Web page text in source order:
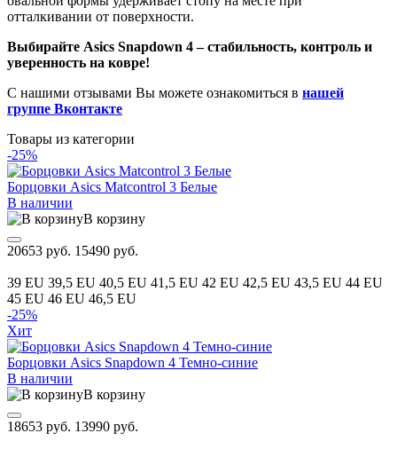
отталкивании от поверхности.
Выбирайте Asics Snapdown 4 – стабильность, контроль и
уверенность на ковре!
С нашими отзывами Вы можете ознакомиться в нашей
группе Вконтакте
Товары из категории
-25%
Борцовки Asics Matcontrol 3 Белые
В наличии
В корзину
20653 руб. 15490 руб.
39 EU 39,5 EU 40,5 EU 41,5 EU 42 EU 42,5 EU 43,5 EU 44 EU
45 EU 46 EU 46,5 EU
-25%
Хит
Борцовки Asics Snapdown 4 Темно-синие
В наличии
В корзину
18653 руб. 13990 руб.